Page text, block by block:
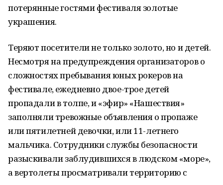
потерянные гостями фестиваля золотые
украшения.
Теряют посетители не только золото, но и детей.
Несмотря на предупреждения организаторов о
сложностях пребывания юных рокеров на
фестивале, ежедневно двое-трое детей
пропадали в толпе, и «эфир» «Нашествия»
заполняли тревожные объявления о пропаже
или пятилетней девочки, или 11-летнего
мальчика. Сотрудники службы безопасности
разыскивали заблудившихся в людском «море»,
а вертолеты просматривали территорию с